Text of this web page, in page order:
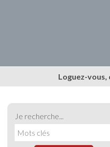
Loguez-
Je recherche...